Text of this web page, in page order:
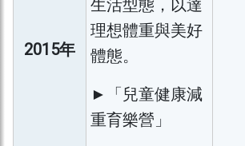
2015年
生活型態，以達
理想體重與美好
體態。
►「兒童健康減
重育樂營」